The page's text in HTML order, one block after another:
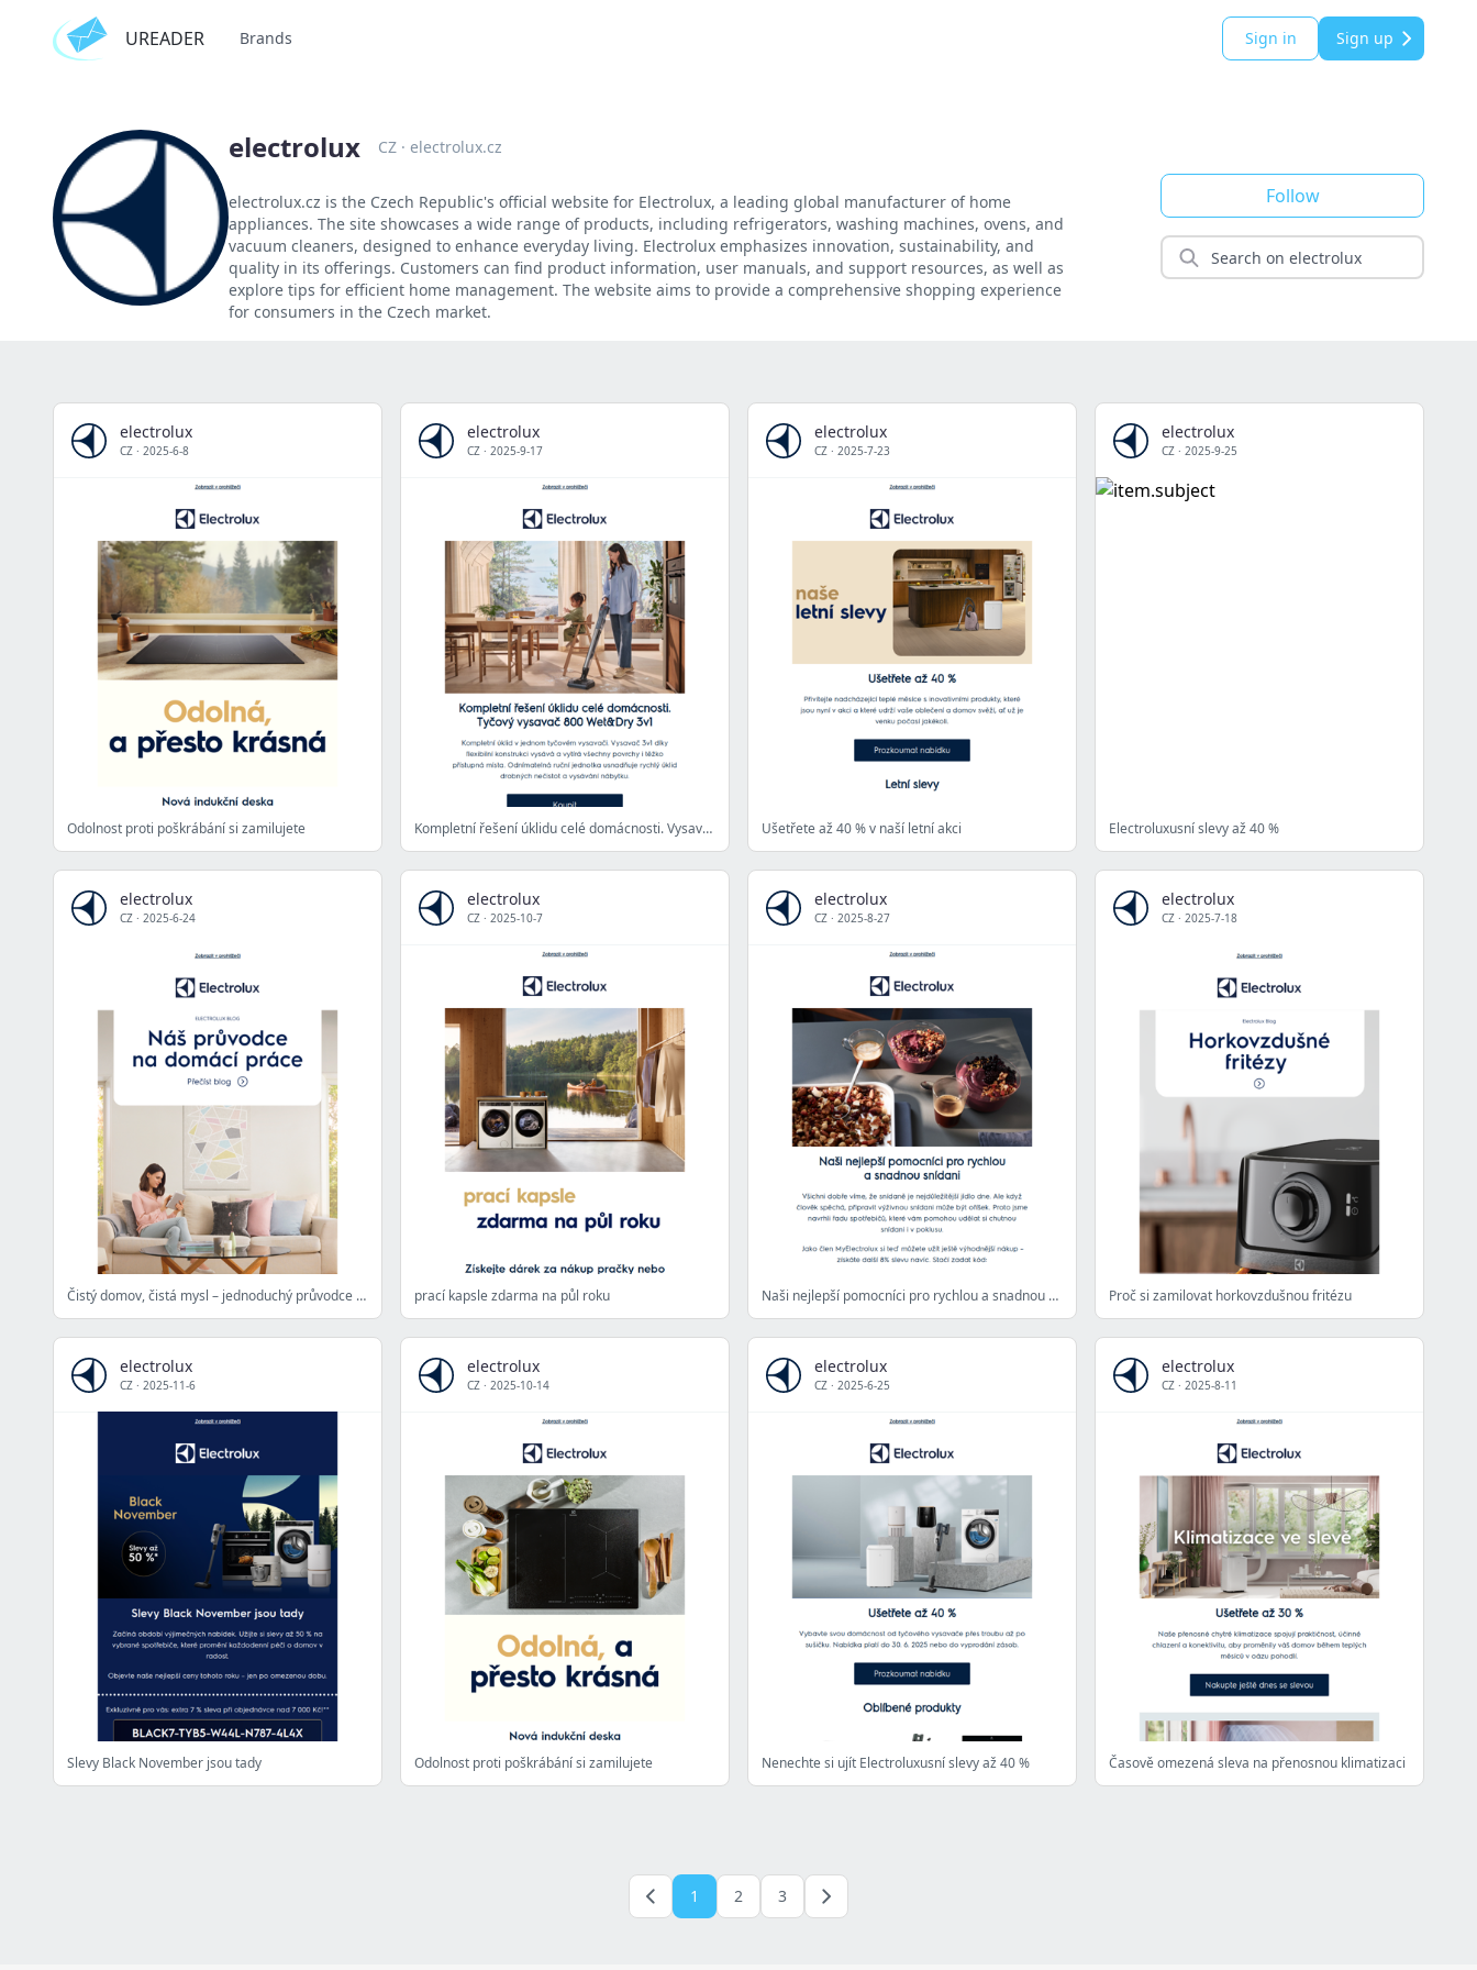
UREADER Brands Sign in Sign up
electrolux CZ · electrolux.cz
electrolux.cz is the Czech Republic's official website for Electrolux, a leading global manufacturer of home
appliances. The site showcases a wide range of products, including refrigerators, washing machines, ovens, and
vacuum cleaners, designed to enhance everyday living. Electrolux emphasizes innovation, sustainability, and
quality in its offerings. Customers can find product information, user manuals, and support resources, as well as
explore tips for efficient home management. The website aims to provide a comprehensive shopping experience
for consumers in the Czech market.
Follow
electrolux
CZ · 2025-6-8
Odolnost proti poškrábání si zamilujete
electrolux
CZ · 2025-9-17
Kompletní řešení úklidu celé domácnosti. Vysavač 3v1.
electrolux
CZ · 2025-7-23
Ušetřete až 40 % v naší letní akci
electrolux
CZ · 2025-9-25
Electroluxusní slevy až 40 %
electrolux
CZ · 2025-6-24
Čistý domov, čistá mysl – jednoduchý průvodce domácími pracemi
electrolux
CZ · 2025-10-7
prací kapsle zdarma na půl roku
electrolux
CZ · 2025-8-27
Naši nejlepší pomocníci pro rychlou a snadnou snídani
electrolux
CZ · 2025-7-18
Proč si zamilovat horkovzdušnou fritézu
electrolux
CZ · 2025-11-6
Slevy Black November jsou tady
electrolux
CZ · 2025-10-14
Odolnost proti poškrábání si zamilujete
electrolux
CZ · 2025-6-25
Nenechte si ujít Electroluxusní slevy až 40 %
electrolux
CZ · 2025-8-11
Časově omezená sleva na přenosnou klimatizaci
1 2 3